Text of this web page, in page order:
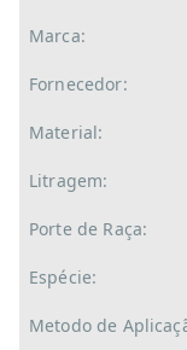
Marca:
Fornecedor:
Material:
Litragem:
Porte de Raça:
Espécie:
Metodo de